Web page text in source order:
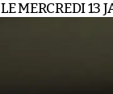
LE MERCREDI 13